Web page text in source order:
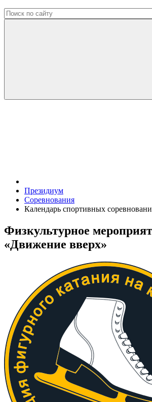
Президиум
Соревнования
Календарь спортивных
Физкультурное
«Движение вверх»